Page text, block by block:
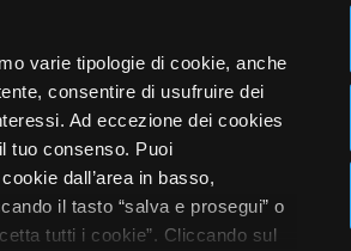
varie tipologie di cookie, anche
consentire di usufruire dei
Ad eccezione dei cookies
tuo consenso. Puoi
dall’area in basso,
il tasto “salva e prosegui” o
tutti i cookie”. Cliccando sul